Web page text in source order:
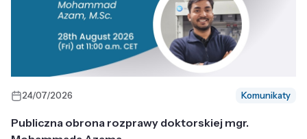
24/07/2026 Komunikaty
Publiczna obrona rozprawy doktorskiej mgr.